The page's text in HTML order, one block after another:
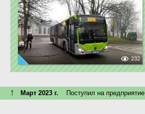
232
↑ Март 2023 г. Поступил на предприятие